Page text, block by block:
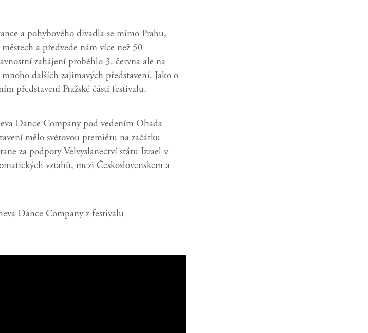
a pohybového divadla se mimo Prahu,
a předvede nám více než 50
zahájení proběhlo 3. června ale na
dalších zajimavých představení. Jako o
představení Pražské části festivalu.
Dance Company pod vedením Ohada
mělo světovou premiéru na začátku
za podpory Velvyslanectví státu Izrael v
vztahů, mezi Československem a
Dance Company z festivalu